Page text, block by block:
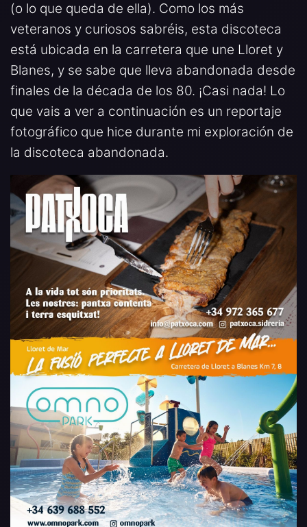
(o lo que queda de ella). Como los más
veteranos y curiosos sabréis, esta discoteca
está ubicada en la carretera que une Lloret y
Blanes, y se sabe que lleva abandonada desde
finales de la década de los 80. ¡Casi nada! Lo
que vais a ver a continuación es un reportaje
fotográfico que hice durante mi exploración de
la discoteca abandonada.